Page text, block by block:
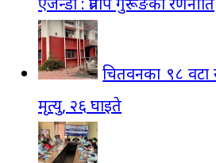
चितवनका ९८ वटा
मृत्यु, २६ घाइते